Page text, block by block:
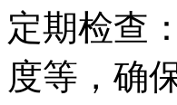
定期检查‌
度等，确